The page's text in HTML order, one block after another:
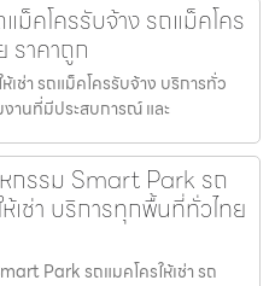
ม็คโครรับจ้าง รถแม็คโคร
ราคาถูก
เช่า รถแม็คโครรับจ้าง บริการทั่ว
งานที่มีประสบการณ์ และ
กรรม Smart Park รถ
เช่า บริการทุกพื้นที่ทั่วไทย
Park รถแมคโครให้เช่า รถ